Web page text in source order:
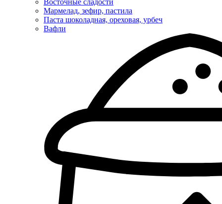
Мармелад, зефир, пастила
Паста шоколадная, ореховая, урбеч
Вафли